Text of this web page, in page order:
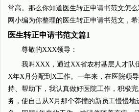
常高。那么你知道医生转正申请书范文怎
网小编为你整理的医生转正申请书范文，
医生转正申请书范文篇1
尊敬的XXX领导：
我叫XXX，通过XX省农村基层人才队
X年X月分配到X工作。一年来，在医院领
持、帮助下，我认真做好医院工作，积极
务，使自己从X月那个莽撞的新员工慢慢地